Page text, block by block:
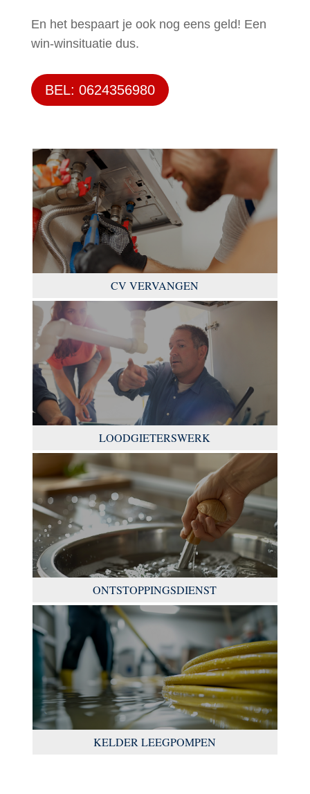
En het bespaart je ook nog eens geld! Een
win-winsituatie dus.
BEL: 0624356980
CV VERVANGEN
LOODGIETERSWERK
ONTSTOPPINGSDIENST
KELDER LEEGPOMPEN